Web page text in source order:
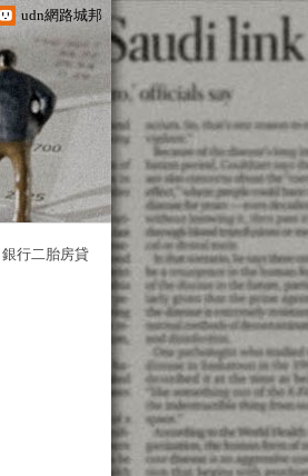
udn網路城邦
銀行二胎房貸